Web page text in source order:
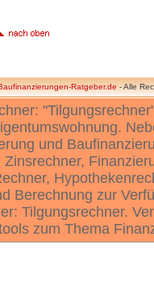
Ratgeber.de- Alle
und
Zinsrechner,
Berechnung zur
Tilgungsrechner.
zum Thema